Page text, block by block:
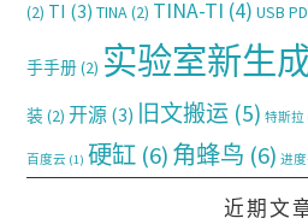
(2) TI (3) TINA(2) TINA-TI (4) USB PD
手手册(2) 实验室新生
装 (2) 开源 (3) 旧文搬运 (5) 特斯拉
百度云 (1) 硬缸 (6)角蜂鸟 (6) 进
近期文